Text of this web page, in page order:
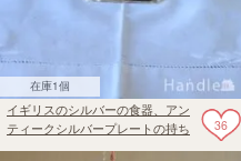
在庫1個
36
イギリスのシルバーの食器、アン
ティークシルバープレートの持ち